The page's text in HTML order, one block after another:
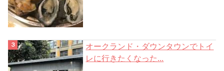
オークランド・ダウンタウンでトイ
レに行きたくなった...